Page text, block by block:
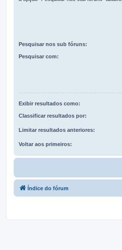
Pesquisar nos sub fóruns:
Pesquisar com:
Exibir resultados como:
Classificar resultados por:
Limitar resultados anteriores:
Voltar aos primeiros:
Índice do fórum